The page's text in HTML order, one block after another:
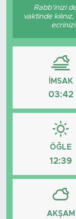
Rabb’inizi
vaktinde
İMSAK
03:42
ÖĞLE
12:39
AKŞAM